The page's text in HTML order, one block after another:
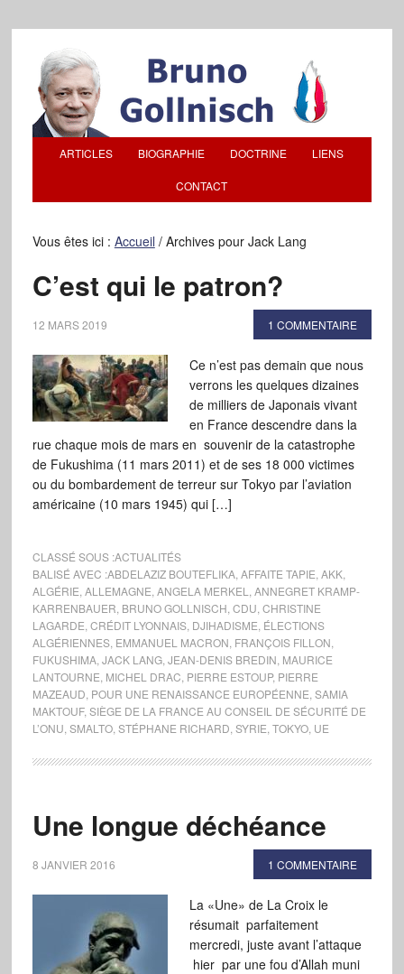
ARTICLES BIOGRAPHIE DOCTRINE LIENS
CONTACT
Vous êtes ici : Accueil /Archives pour Jack Lang
C’est qui le patron?
12 MARS 2019 1 COMMENTAIRE
Ce n’est pas demain que nous
verrons les quelques dizaines
de milliers de Japonais vivant
en France descendre dans la
rue chaque mois de mars en souvenir de la catastrophe
de Fukushima (11 mars 2011) et de ses 18 000 victimes
ou du bombardement de terreur sur Tokyo par l’aviation
américaine (10 mars 1945) qui […]
CLASSÉ SOUS :ACTUALITÉS
BALISÉ AVEC :ABDELAZIZ BOUTEFLIKA, AFFAITE TAPIE AKK,
ALGÉRIE ALLEMAGNE ANGELA MERKEL
ANNEGRET KRAMP-
KARRENBAUER BRUNO GOLLNISCH CDU CHRISTINE
LAGARDE CRÉDIT LYONNAIS, DJIHADISME ÉLECTIONS
ALGÉRIENNES, EMMANUEL MACRON FRANÇOIS FILLON
FUKUSHIMA, JACK LANG, JEAN-DENIS BREDIN MAURICE
LANTOURNE MICHEL DRAC PIERRE ESTOUP, PIERRE
MAZEAUD POUR UNE RENAISSANCE EUROPÉENNE SAMIA
MAKTOUF, SIÈGE DE LA FRANCE AU CONSEIL DE SÉCURITÉ DE
L’ONU SMALTO, STÉPHANE RICHARD SYRIE TOKYO, UE
Une longue déchéance
8 JANVIER 2016 1 COMMENTAIRE
La «Une» de La Croix le
résumait parfaitement
mercredi, juste avant l’attaque
hier par une fou d’Allah muni